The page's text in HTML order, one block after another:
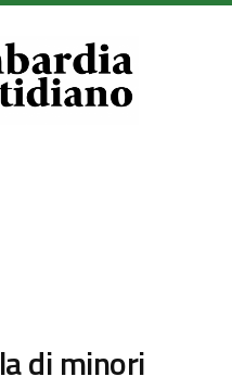
di minori